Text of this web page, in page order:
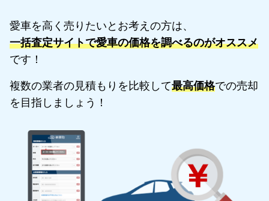
愛車を高く売りたいとお考えの方は、
一括査定サイトで愛車の価格を調べるのがオススメ
です！
複数の業者の見積もりを比較して最高価格での売却
を目指しましょう！